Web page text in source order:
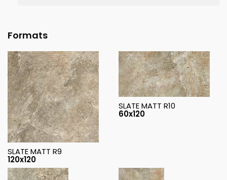
Formats
SLATE MATT R9
120x120
SLATE MATT R10
60x120